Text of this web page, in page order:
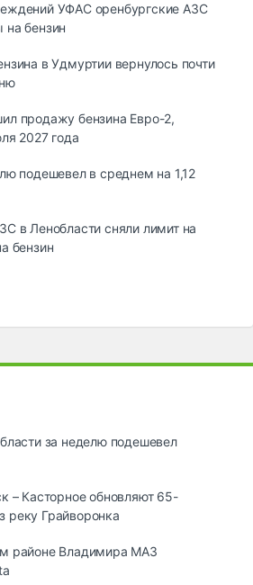
УФАС оренбургские АЗС
на бензин
в Удмуртии вернулось почти
продажу бензина Евро-2,
2027 года
подешевел в среднем на 1,12
в Ленобласти сняли лимит на
бензин
за неделю подешевел
– Касторное обновляют 65-
реку Грайворонка
районе Владимира МАЗ